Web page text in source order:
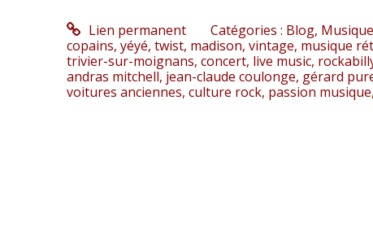
Lien permanent Catégories : Blog, Musique
copains, yéyé, twist, madison, vintage, musique
trivier-sur-moignans, concert, live music,
andras mitchell, jean-claude coulonge, gérard
voitures anciennes, culture rock, passion musique,